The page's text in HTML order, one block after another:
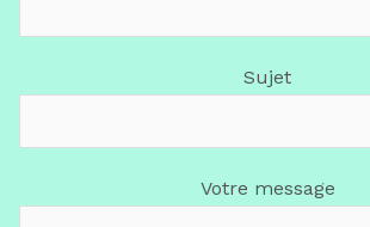
Sujet
Votre message